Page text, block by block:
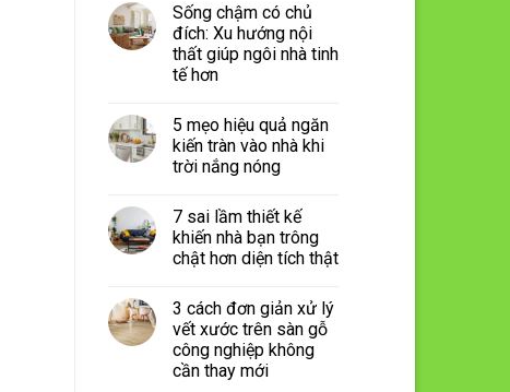
Sống chậm có chủ
đích: Xu hướng nội
thất giúp ngôi nhà tinh
tế hơn
5 mẹo hiệu quả ngăn
kiến tràn vào nhà khi
trời nắng nóng
7 sai lầm thiết kế
khiến nhà bạn trông
chật hơn diện tích thật
3 cách đơn giản xử lý
vết xước trên sàn gỗ
công nghiệp không
cần thay mới